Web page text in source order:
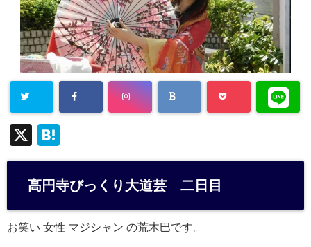
X
at
e
a
高円寺びっくり大道芸 二日目
お笑い 女性 マジシャン の荒木巴です。